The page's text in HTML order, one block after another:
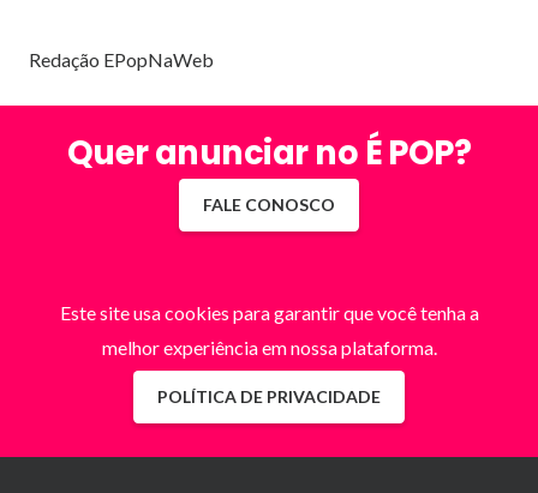
Redação EPopNaWeb
Quer anunciar no É POP?
FALE CONOSCO
Este site usa cookies para garantir que você tenha a
melhor experiência em nossa plataforma.
POLÍTICA DE PRIVACIDADE